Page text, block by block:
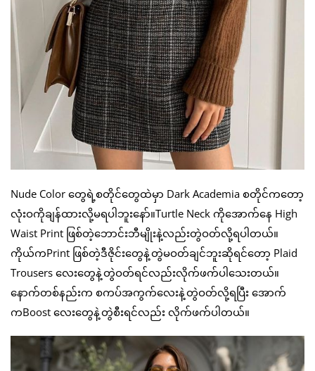
Nude Color တွေရဲ့စတိုင်တွေထဲမှာ Dark Academia စတိုင်ကတော့
လုံးဝကိုချန်ထားလို့မရပါဘူးနော်။Turtle Neck ကိုအောက်နေ High
Waist Print ဖြစ်တဲ့ဘောင်းဘီမျိုးနဲ့လည်းတွဲဝတ်လို့ရပါတယ်။
ကိုယ်ကPrint ဖြစ်တဲ့ဒီဇိုင်းတွေနဲ့တွဲမဝတ်ချင်ဘူးဆိုရင်တော့ Plaid
Trousers လေးတွေနဲ့တွဲဝတ်ရင်လည်းလိုက်ဖက်ပါသေးတယ်။
နောက်တစ်နည်းက စကပ်အကွက်လေးနဲ့တွဲဝတ်လို့ရပြီး အောက်
ကBoost လေးတွေနဲ့တွဲစီးရင်လည်း လိုက်ဖက်ပါတယ်။